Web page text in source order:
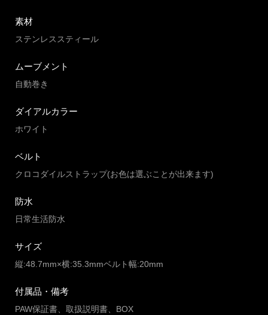
素材
ステンレススティール
ムーブメント
自動巻き
ダイアルカラー
ホワイト
ベルト
クロコダイルストラップ(お色は選ぶことが出来ます)
防水
日常生活防水
サイズ
縦:48.7mm×横:35.3mmベルト幅:20mm
付属品・備考
PAW保証書、取扱説明書、BOX